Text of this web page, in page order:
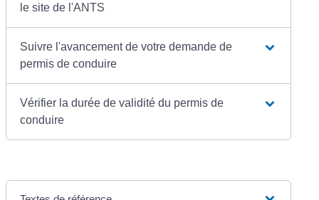
le site de l'ANTS
Suivre l'avancement de votre demande de
permis de conduire
Vérifier la durée de validité du permis de
conduire